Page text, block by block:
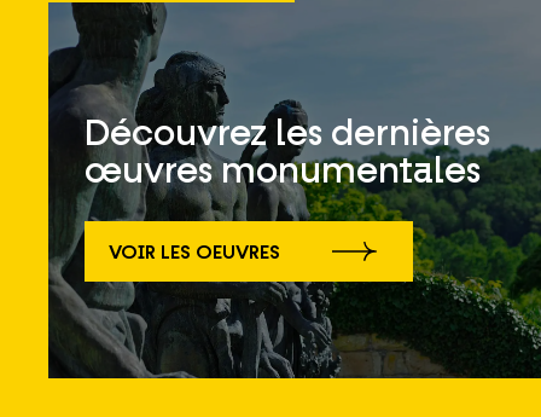
Découvrez les dernières
œuvres monumentales
VOIR LES OEUVRES